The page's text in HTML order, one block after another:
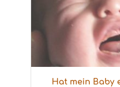
Hat mein Baby